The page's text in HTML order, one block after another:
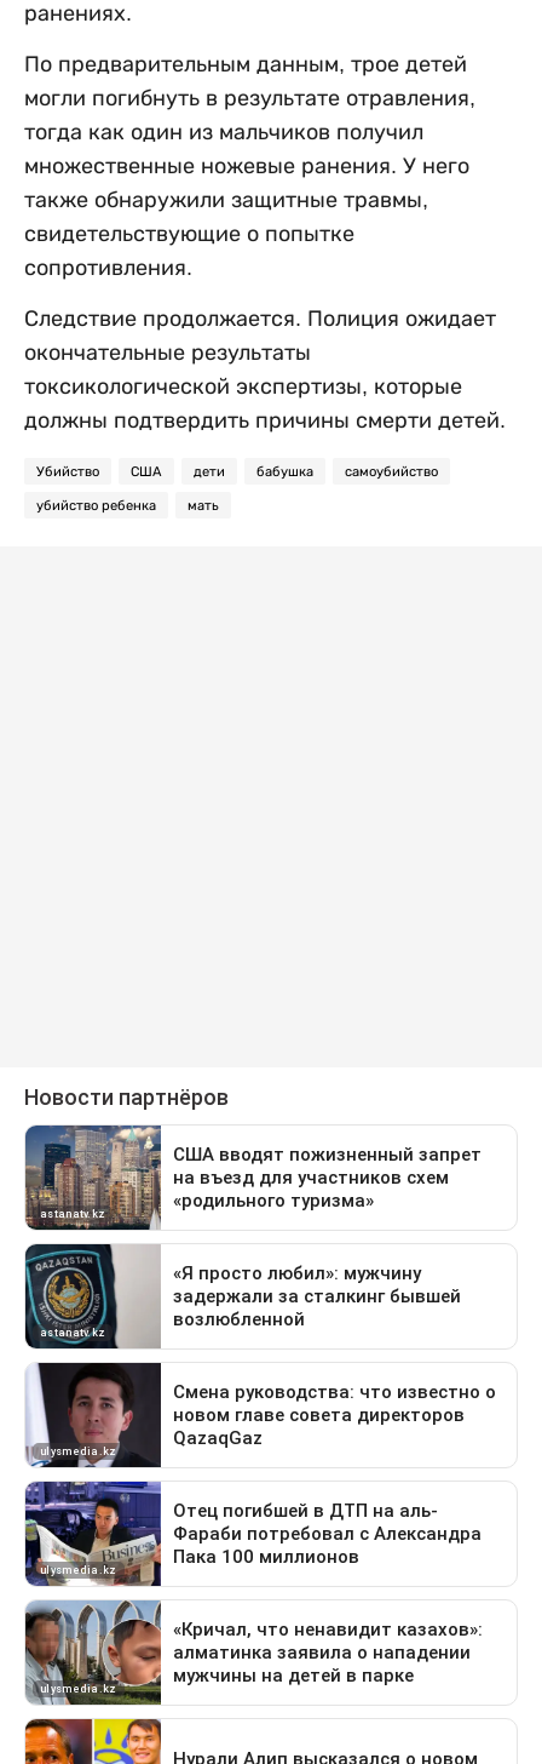
ранениях.
По предварительным данным, трое детей
могли погибнуть в результате отравления,
тогда как один из мальчиков получил
множественные ножевые ранения. У него
также обнаружили защитные травмы,
свидетельствующие о попытке
сопротивления.
Следствие продолжается. Полиция ожидает
окончательные результаты
токсикологической экспертизы, которые
должны подтвердить причины смерти детей.
Убийство США дети бабушка самоубийство
убийство ребенка мать